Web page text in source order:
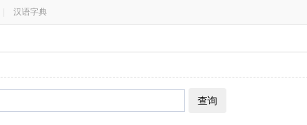
汉语字典
查询